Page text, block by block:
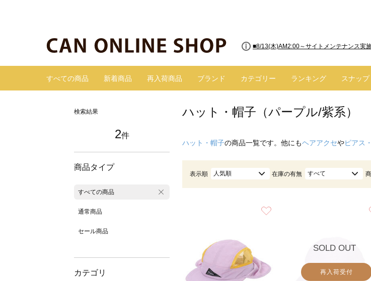
■8/13(木)AM2:00～サイトメンテナンス実
すべての商品 新着商品 再入荷商品 ブランド カテゴリー ランキング スナップ
検索結果
2件
商品タイプ
すべての商品
通常商品
セール商品
カテゴリ
ハット・帽子（パープル/紫系）
ハット・帽子の商品一覧です。他にもヘアアクセやピアス
表示順 人気順 在庫の有無 すべて
SOLD OUT
再入荷受付